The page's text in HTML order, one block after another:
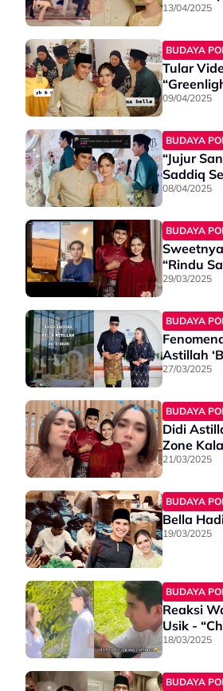
13/04/2025
BUDAYA
Tular
09/04/2025
BUDAYA
“Jujur
Saddiq
08/04/2025
BUDAYA
“Rindu
29/03/2025
BUDAYA
Astillah
27/03/2025
BUDAYA
Didi
Zone
21/03/2025
BUDAYA
Bella
19/03/2025
BUDAYA
Reaksi
Usik -
18/03/2025
BUDAYA